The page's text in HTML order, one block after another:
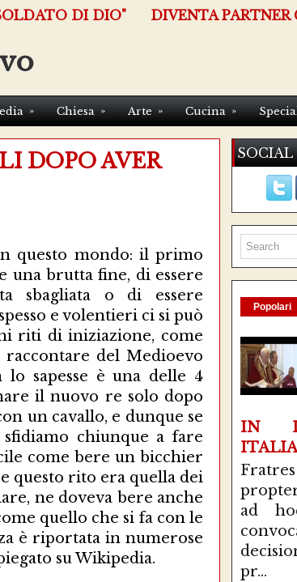
DI DIO" DIVENTA PARTNER
» Chiesa » Arte » Cucina »
DOPO AVER
questo mondo: il primo
una brutta fine, di essere
sbagliata o di essere
e volentieri ci si può
riti di iniziazione, come
del Medioevo
sapesse è una delle 4
il nuovo re solo dopo
un cavallo, e dunque se
sfidiamo chiunque a fare
come bere un bicchier
questo rito era quella dei
ne doveva bere anche
quello che si fa con le
è riportata in numerose
su Wikipedia.
SOCIAL
Popolari
IN
ad
pr...